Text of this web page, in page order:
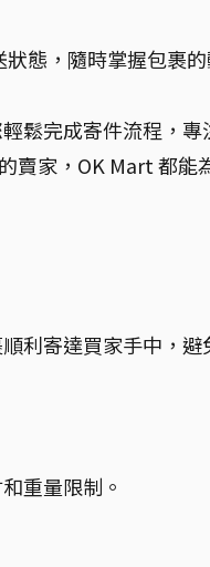
態，隨時掌握包裹
鬆完成寄件流程，專
賣家，OK Mart 都能
利寄達買家手中，避
重量限制。